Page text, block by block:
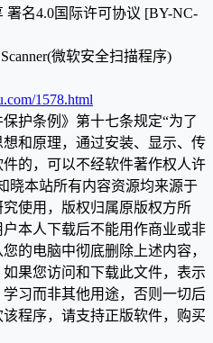
名4.0国际许可协议 [BY-NC-
微软安全扫描程序)
1578.html
护条例》第十七条规定“为了
和原理，通过安装、显示、传
的，可以不经软件著作权人许
晓本站所有内容资源均来源于
使用，版权归属原版权方所
本人下载后不能用作商业或非
的电脑中彻底删除上述内容，
果您访问和下载此文件，表示
习而非其他用途，否则一切后
程序，请支持正版软件，购买